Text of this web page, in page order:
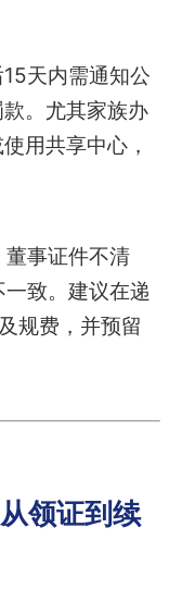
天内需通知公
。尤其家族办
用共享中心，
董事证件不清
致。建议在递
规费，并预留
领证到续